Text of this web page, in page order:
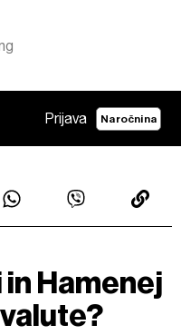
Prijava Naročnina
Hamenej